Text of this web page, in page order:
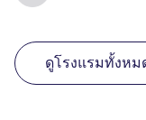
ดูโรงแรมทั้งหม